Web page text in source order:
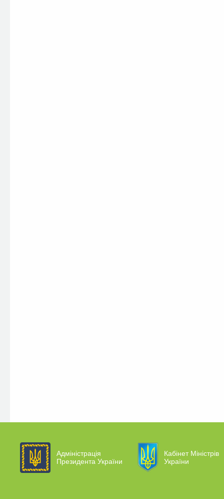
Адміністрація
Президента України
Кабінет Міністрів
України